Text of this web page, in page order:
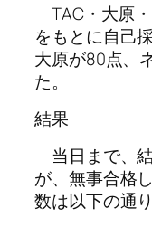
TAC・大原
をもとに自己
大原が80点、
た。
結果
当日まで、
が、無事合格
数は以下の通り